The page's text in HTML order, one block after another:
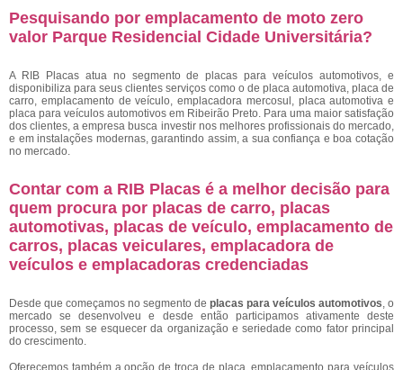
Pesquisando por emplacamento de moto zero
valor Parque Residencial Cidade Universitária?
A RIB Placas atua no segmento de placas para veículos automotivos, e
disponibiliza para seus clientes serviços como o de placa automotiva, placa de
carro, emplacamento de veículo, emplacadora mercosul, placa automotiva e
placa para veículos automotivos em Ribeirão Preto. Para uma maior satisfação
dos clientes, a empresa busca investir nos melhores profissionais do mercado,
e em instalações modernas, garantindo assim, a sua confiança e boa cotação
no mercado.
Contar com a RIB Placas é a melhor decisão para
quem procura por placas de carro, placas
automotivas, placas de veículo, emplacamento de
carros, placas veiculares, emplacadora de
veículos e emplacadoras credenciadas
Desde que começamos no segmento de placas para veículos automotivos, o
mercado se desenvolveu e desde então participamos ativamente deste
processo, sem se esquecer da organização e seriedade como fator principal
do crescimento.
Oferecemos também a opção de troca de placa, emplacamento para veículos